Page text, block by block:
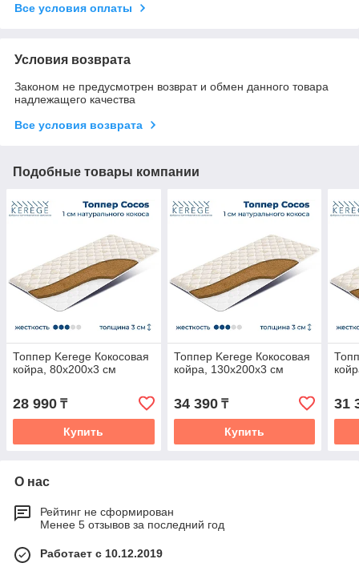
Все условия оплаты
Условия возврата
Законом не предусмотрен возврат и обмен данного товара
надлежащего качества
Все условия возврата
Подобные товары компании
Топпер Kerege Кокосовая
койра, 80x200x3 см
28 990 ₸
Купить
Топпер Kerege Кокосовая
койра, 130x200x3 см
34 390₸
Купить
31
О нас
Рейтинг не сформирован
Менее 5 отзывов за последний год
Работает с 10.12.2019